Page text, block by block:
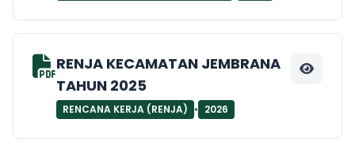
RENJA KECAMATAN JEMBRANA
TAHUN 2025
RENCANA KERJA (RENJA) • 2026